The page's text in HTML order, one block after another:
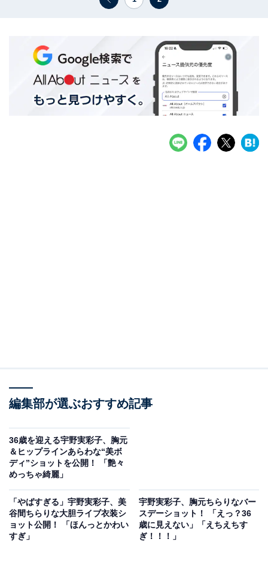
編集部が選ぶおすすめ記事
36歳を迎える宇野実彩子、胸元
＆ヒップラインあらわな“美ボ
ディ”ショットを公開！ 「艶々
めっちゃ綺麗」
「やばすぎる」宇野実彩子、美
谷間ちらりな大胆ライブ衣装シ
ョット公開！ 「ほんっとかわい
すぎ」
宇野実彩子、胸元ちらりなバー
スデーショット！ 「えっ？36
歳に見えない」「えちえちす
ぎ！！！」